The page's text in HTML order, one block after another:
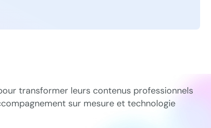
transformer leurs contenus professionnels
sur mesure et technologie